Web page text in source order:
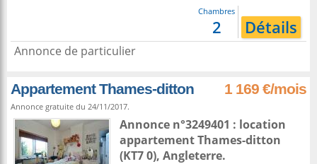
Chambres
2 Détails
Annonce de particulier
Appartement Thames-ditton 1 169 €/mois
Annonce gratuite du 24/11/2017.
Annonce n°3249401 : location
appartementThames-ditton
(KT7 0), Angleterre.